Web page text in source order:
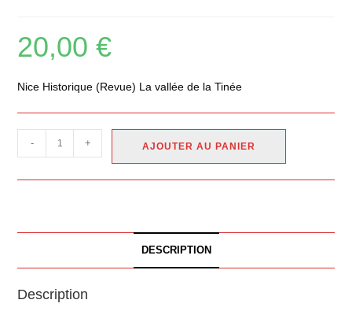
20,00€
Nice Historique (Revue) La vallée de la Tinée
- + AJOUTER AU PANIER
DESCRIPTION
Description